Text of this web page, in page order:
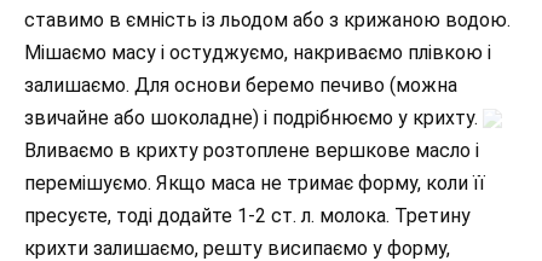
ставимо в ємність із льодом або з крижаною водою.
Мішаємо масу і остуджуємо, накриваємо плівкою і
залишаємо. Для основи беремо печиво (можна
звичайне або шоколадне) і подрібнюємо у крихту.
Вливаємо в крихту розтоплене вершкове масло і
перемішуємо. Якщо маса не тримає форму, коли її
пресуєте, тоді додайте 1-2 ст. л. молока. Третину
крихти залишаємо, решту висипаємо у форму,